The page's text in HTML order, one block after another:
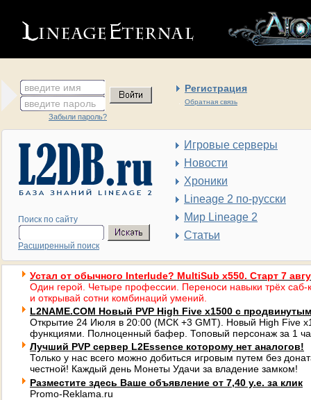
введите имя Регистрация
Обратная связь
введите пароль
Забыли пароль?
Поиск по сайту
Расширенный поиск
Игровые серверы
Новости
Хроники
Lineage 2 по-русски
Мир Lineage 2
Статьи
Устал от обычного Interlude? MultiSub x550. Старт 7
Один герой. Четыре профессии. Переноси навыки трёх саб-
и открывай сотни комбинаций умений.
L2NAME.COM Новый PVP High Five x1500 с
Открытие 24 Июля в 20:00 (МСК +3 GMT). Новый High Five
функциями. Полноценный бафер. Топовый персонаж за 1
Лучший PVP сервер L2Essence которому нет аналогов!
Только у нас всего можно добиться игровым путем без
честной! Каждый день Монеты Удачи за владение замком!
Разместите здесь Ваше объявление от 7,40 у.е. за клик
Promo-Reklama.ru